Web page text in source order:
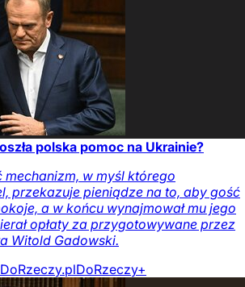
polska pomoc na Ukrainie?
w myśl którego
przekazuje pieniądze na to, aby gość
a w końcu wynajmował mu jego
opłaty za przygotowywane przez
Witold Gadowski.
DoRzeczy+